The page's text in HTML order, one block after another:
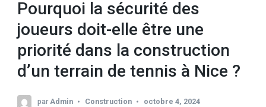
Pourquoi la sécurité des
joueurs doit-elle être une
priorité dans la construction
d’un terrain de tennis à Nice ?
parAdmin Construction octobre 4, 2024